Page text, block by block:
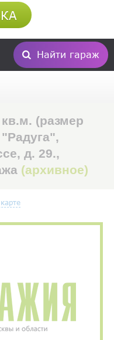
Найти гараж
(размер
д. 29.,
(архивное)